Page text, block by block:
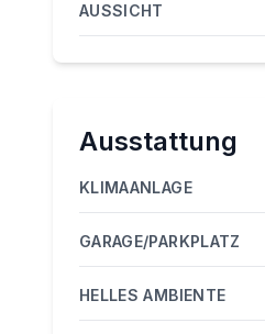
AUSSICHT
Ausstattung
KLIMAANLAGE
GARAGE/PARKPLATZ
HELLES AMBIENTE